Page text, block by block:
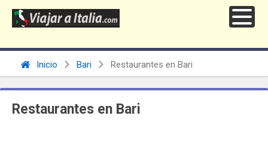
Inicio Bari Restaurantes en Bari
Restaurantes en Bari